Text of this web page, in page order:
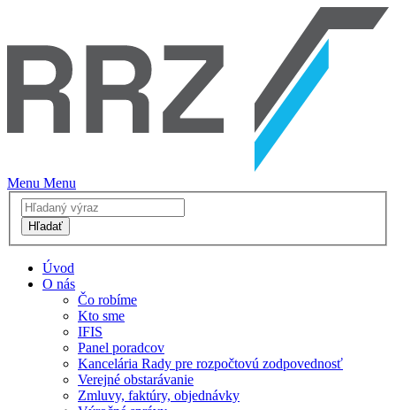
Menu Menu
Hľadať
Úvod
O nás
Čo robíme
Kto sme
IFIS
Panel poradcov
Kancelária Rady pre rozpočtovú zodpovednosť
Verejné obstarávanie
Zmluvy, faktúry, objednávky